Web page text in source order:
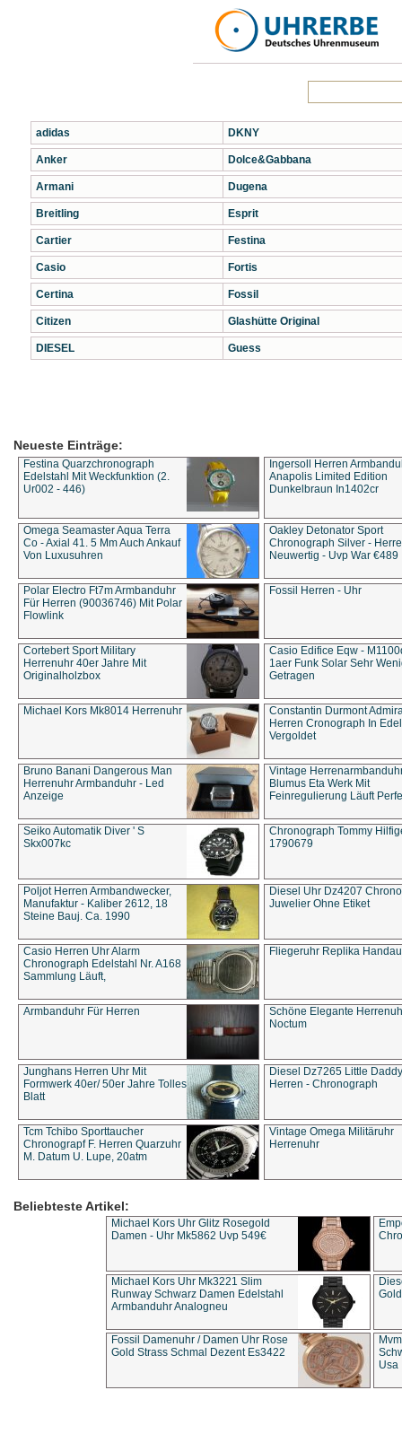
adidas
Anker
Armani
Breitling
Cartier
Casio
Certina
Citizen
DIESEL
DKNY
Dolce&Gabbana
Dugena
Esprit
Festina
Fortis
Fossil
Glashütte Original
Guess
Neueste Einträge:
Festina Quarzchronograph
Edelstahl Mit Weckfunktion (2.
Ur002 - 446)
Ingersoll Herren
Anapolis Limited Edition
Dunkelbraun In1402cr
Omega Seamaster Aqua Terra
Co - Axial 41. 5 Mm Auch Ankauf
Von Luxusuhren
Oakley Detonator Sport
Chronograph Silver -
Neuwertig - Uvp War €489
Polar Electro Ft7m Armbanduhr
Für Herren (90036746) Mit Polar
Flowlink
Fossil Herren - Uhr
Cortebert Sport Military
Herrenuhr 40er Jahre Mit
Originalholzbox
Casio Edifice Eqw -
1aer Funk Solar Sehr
Getragen
Michael Kors Mk8014 Herrenuhr
Constantin Durmont
Herren Cronograph In
Vergoldet
Bruno Banani Dangerous Man
Herrenuhr Armbanduhr - Led
Anzeige
Vintage
Blumus Eta Werk Mit
Feinregulierung Läuft
Seiko Automatik Diver ' S
Skx007kc
Chronograph Tommy
1790679
Poljot Herren Armbandwecker,
Manufaktur - Kaliber 2612, 18
Steine Bauj. Ca. 1990
Diesel Uhr Dz4207
Juwelier Ohne Etiket
Casio Herren Uhr Alarm
Chronograph Edelstahl Nr. A168
Sammlung Läuft,
Fliegeruhr Replika
Armbanduhr Für Herren
Schöne Elegante
Noctum
Junghans Herren Uhr Mit
Formwerk 40er/ 50er Jahre Tolles
Blatt
Diesel Dz7265 Little Daddy
Herren - Chronograph
Tcm Tchibo Sporttaucher
Chronograpf F. Herren Quarzuhr
M. Datum U. Lupe, 20atm
Vintage Omega Militäruhr
Herrenuhr
Beliebteste Artikel:
Michael Kors Uhr Glitz Rosegold
Damen - Uhr Mk5862 Uvp 549€
Michael Kors Uhr Mk3221 Slim
Runway Schwarz Damen Edelstahl
Armbanduhr Analogneu
Fossil Damenuhr / Damen Uhr Rose
Gold Strass Schmal Dezent Es3422
Usa